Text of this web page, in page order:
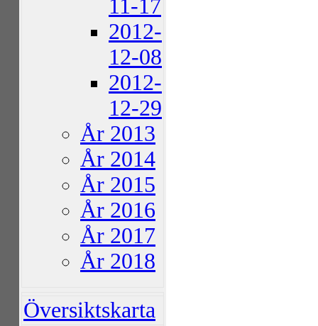
11-17
2012-
12-08
2012-
12-29
År 2013
År 2014
År 2015
År 2016
År 2017
År 2018
Översiktskarta